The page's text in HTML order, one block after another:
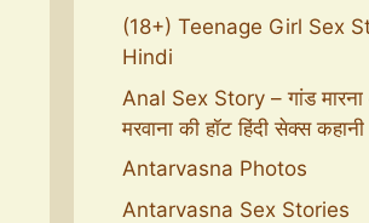
(18+) Teenage Girl Sex
Hindi
Anal Sex Story – गांड
मरवाना की हॉट हिंदी सेक्स कहानी
Antarvasna Photos
Antarvasna Sex Stories